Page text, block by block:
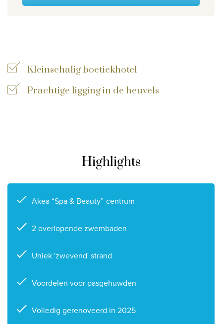
Contacteer ons
©2026
Kleinschalig boetiekhotel
Prachtige ligging in de heuvels
Highlights
Akea “Spa & Beauty”-centrum
2 overlopende zwembaden
Uniek 'zwevend' strand
Voordelen voor pasgehuwden
Volledig gerenoveerd in 2025